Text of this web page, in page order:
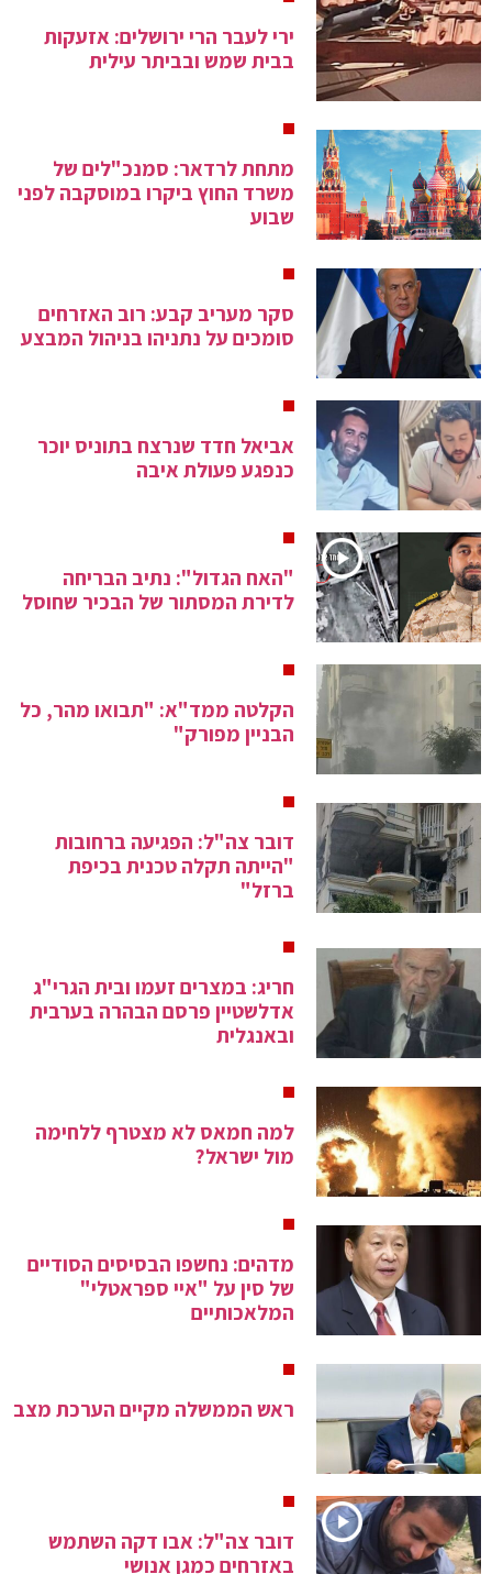
ירי לעבר הרי ירושלים: אזעקות
בבית שמש ובביתר עילית
מתחת לרדאר: סמנכ"לים של
משרד החוץ ביקרו במוסקבה לפני
שבוע
סקר מעריב קבע: רוב האזרחים
סומכים על נתניהו בניהול המבצע
אביאל חדד שנרצח בתוניס יוכר
כנפגע פעולת איבה
"האח הגדול": נתיב הבריחה
לדירת המסתור של הבכיר שחוסל
הקלטה ממד"א: "תבואו מהר, כל
הבניין מפורק"
דובר צה"ל: הפגיעה ברחובות
"הייתה תקלה טכנית בכיפת
ברזל"
חריג: במצרים זעמו ובית הגרי"ג
אדלשטיין פרסם הבהרה בערבית
ובאנגלית
למה חמאס לא מצטרף ללחימה
מול ישראל?
מדהים: נחשפו הבסיסים הסודיים
של סין על "איי ספראטלי"
המלאכותיים
ראש הממשלה מקיים הערכת מצב
דובר צה"ל: אבו דקה השתמש
באזרחים כמגן אנושי